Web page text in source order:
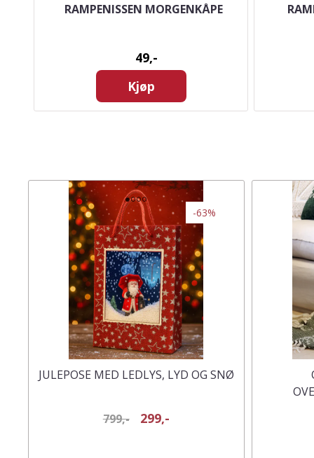
RAMPENISSEN MORGENKÅPE
49,-
Kjøp
-63%
JULEPOSE MED LEDLYS, LYD OG SNØ
799,- 299,-